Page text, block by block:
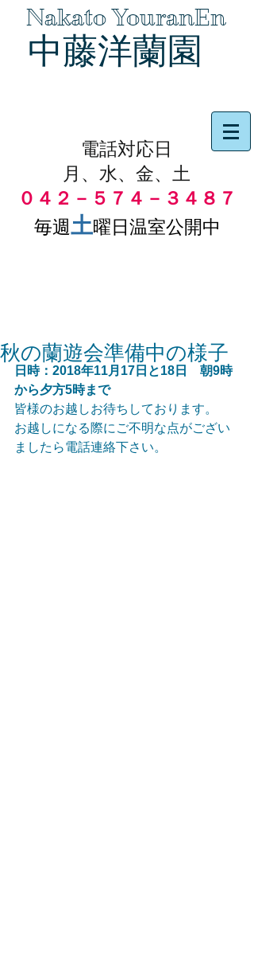
Nakato YouranEn
中藤洋蘭園
電話対応日
月、水、金、土
０４２－５７４－３４８７
毎週土曜日温室公開中
秋の蘭遊会準備中の様子
日時：2018年11月17日と18日　朝9時
から夕方5時まで
皆様のお越しお待ちしております。
お越しになる際にご不明な点がござい
ましたら電話連絡下さい。